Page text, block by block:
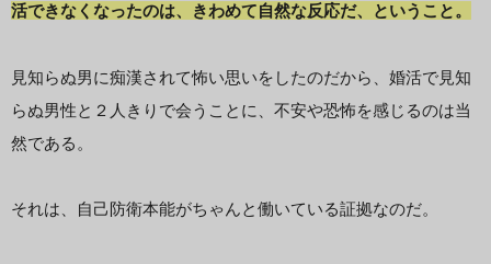
活できなくなったのは、きわめて自然な反応だ、ということ。
見知らぬ男に痴漢されて怖い思いをしたのだから、婚活で見知
らぬ男性と２人きりで会うことに、不安や恐怖を感じるのは当
然である。
それは、自己防衛本能がちゃんと働いている証拠なのだ。